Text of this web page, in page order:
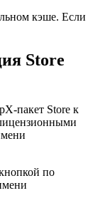
кэше. Если
Store
пакет Store к
по